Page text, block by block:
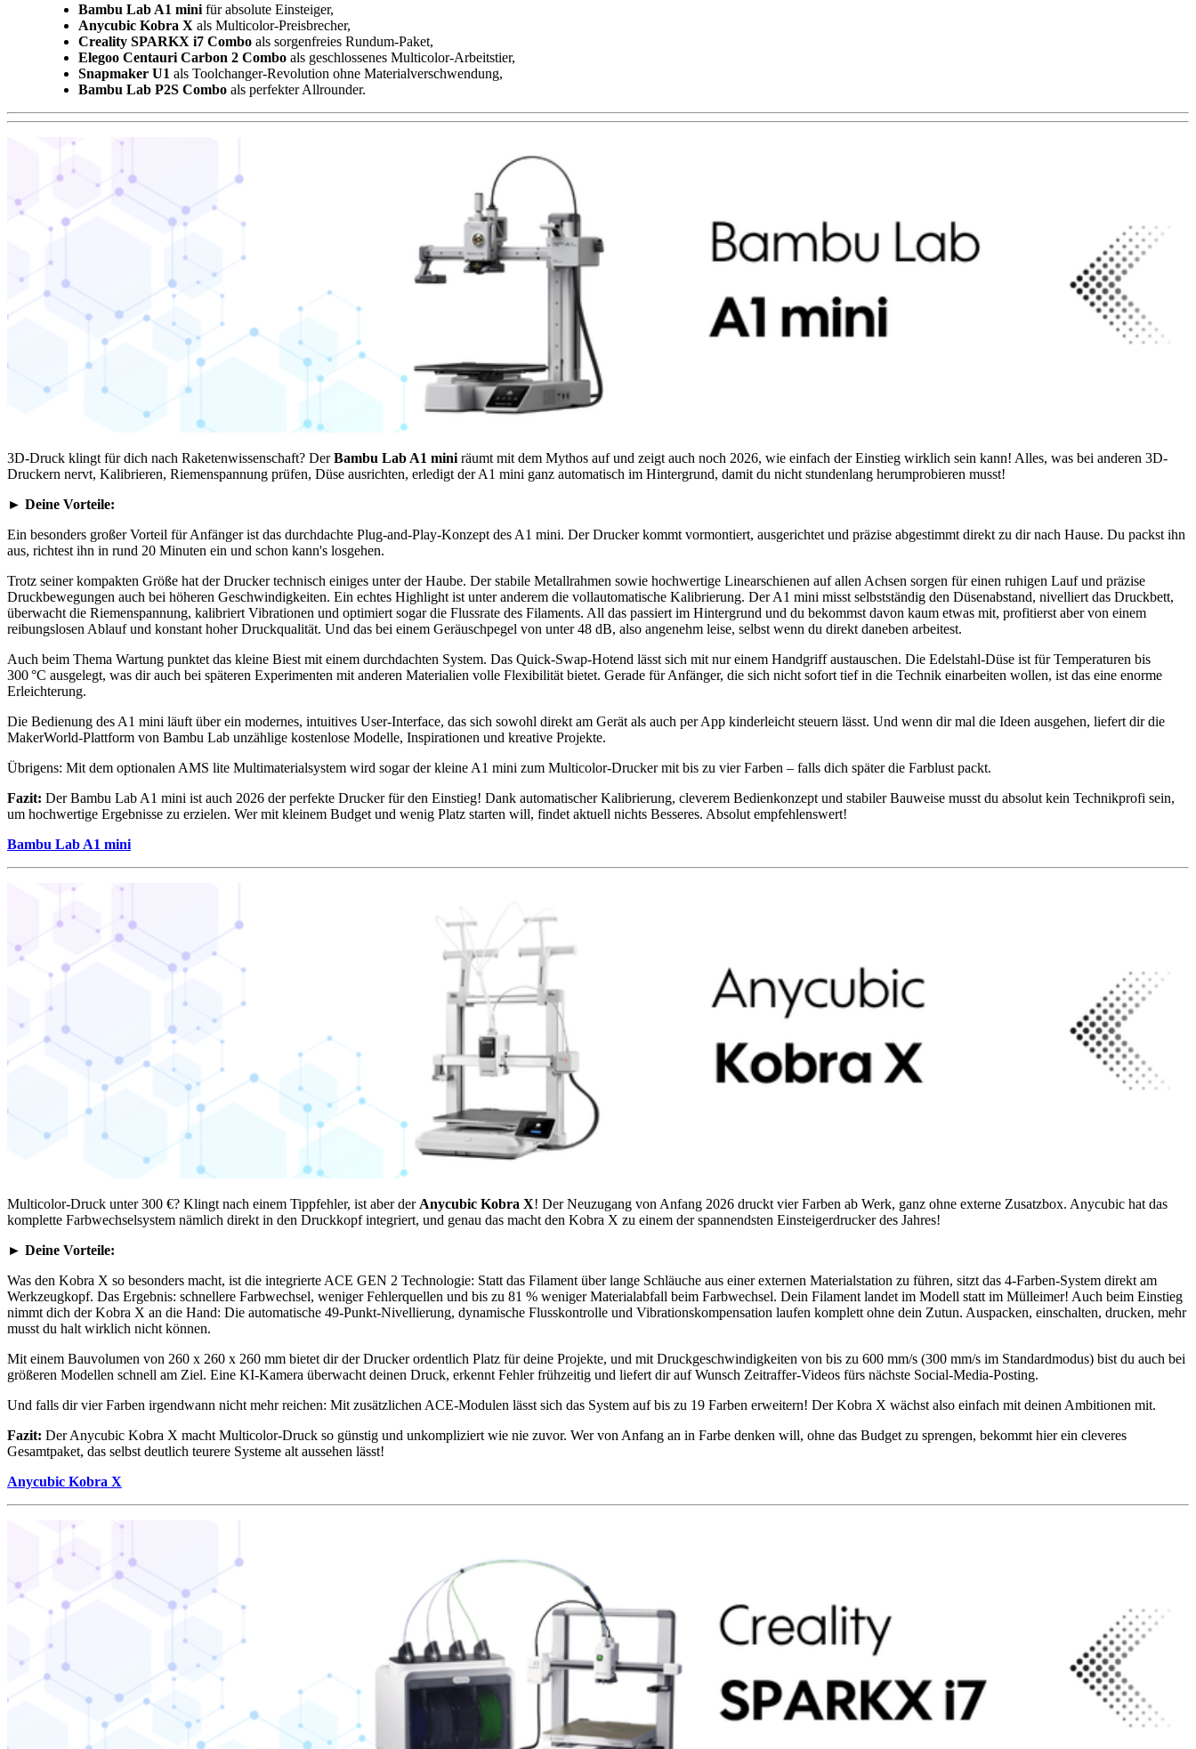
Bambu Lab A1 mini für absolute Einsteiger,
Anycubic Kobra X als Multicolor-Preisbrecher,
Creality SPARKX i7 Combo als sorgenfreies Rundum-Paket,
Elegoo Centauri Carbon 2 Combo als geschlossenes Multicolor-Arbeitstier,
Snapmaker U1 als Toolchanger-Revolution ohne Materialverschwendung,
Bambu Lab P2S Combo als perfekter Allrounder.
3D-Druck klingt für dich nach Raketenwissenschaft? DerBambu Lab A1 mini räumt mit dem Mythos auf und zeigt auch noch 2026, wie einfach der Einstieg wirklich sein kann! Alles, was bei anderen 3D-
Druckern nervt, Kalibrieren, Riemenspannung prüfen, Düse ausrichten, erledigt der A1 mini ganz automatisch im Hintergrund, damit du nicht stundenlang herumprobieren musst!
► Deine Vorteile:
Ein besonders großer Vorteil für Anfänger ist das durchdachte Plug-and-Play-Konzept des A1 mini. Der Drucker kommt vormontiert, ausgerichtet und präzise abgestimmt direkt zu dir nach Hause. Du packst ihn
aus, richtest ihn in rund 20 Minuten ein und schon kann's losgehen.
Trotz seiner kompakten Größe hat der Drucker technisch einiges unter der Haube. Der stabile Metallrahmen sowie hochwertige Linearschienen auf allen Achsen sorgen für einen ruhigen Lauf und präzise
Druckbewegungen auch bei höheren Geschwindigkeiten. Ein echtes Highlight ist unter anderem die vollautomatische Kalibrierung. Der A1 mini misst selbstständig den Düsenabstand, nivelliert das Druckbett,
überwacht die Riemenspannung, kalibriert Vibrationen und optimiert sogar die Flussrate des Filaments. All das passiert im Hintergrund und du bekommst davon kaum etwas mit, profitierst aber von einem
reibungslosen Ablauf und konstant hoher Druckqualität. Und das bei einem Geräuschpegel von unter 48 dB, also angenehm leise, selbst wenn du direkt daneben arbeitest.
Auch beim Thema Wartung punktet das kleine Biest mit einem durchdachten System. Das Quick-Swap-Hotend lässt sich mit nur einem Handgriff austauschen. Die Edelstahl-Düse ist für Temperaturen bis
300 °C ausgelegt, was dir auch bei späteren Experimenten mit anderen Materialien volle Flexibilität bietet. Gerade für Anfänger, die sich nicht sofort tief in die Technik einarbeiten wollen, ist das eine enorme
Erleichterung.
Die Bedienung des A1 mini läuft über ein modernes, intuitives User-Interface, das sich sowohl direkt am Gerät als auch per App kinderleicht steuern lässt. Und wenn dir mal die Ideen ausgehen, liefert dir die
MakerWorld-Plattform von Bambu Lab unzählige kostenlose Modelle, Inspirationen und kreative Projekte.
Übrigens: Mit dem optionalen AMS lite Multimaterialsystem wird sogar der kleine A1 mini zum Multicolor-Drucker mit bis zu vier Farben – falls dich später die Farblust packt.
Fazit: Der Bambu Lab A1 mini ist auch 2026 der perfekte Drucker für den Einstieg! Dank automatischer Kalibrierung, cleverem Bedienkonzept und stabiler Bauweise musst du absolut kein Technikprofi sein,
um hochwertige Ergebnisse zu erzielen. Wer mit kleinem Budget und wenig Platz starten will, findet aktuell nichts Besseres. Absolut empfehlenswert!
Bambu Lab A1 mini
Multicolor-Druck unter 300 €? Klingt nach einem Tippfehler, ist aber der Anycubic Kobra X! Der Neuzugang von Anfang 2026 druckt vier Farben ab Werk, ganz ohne externe Zusatzbox. Anycubic hat das
komplette Farbwechselsystem nämlich direkt in den Druckkopf integriert, und genau das macht den Kobra X zu einem der spannendsten Einsteigerdrucker des Jahres!
► Deine Vorteile:
Was den Kobra X so besonders macht, ist die integrierte ACE GEN 2 Technologie: Statt das Filament über lange Schläuche aus einer externen Materialstation zu führen, sitzt das 4-Farben-System direkt am
Werkzeugkopf. Das Ergebnis: schnellere Farbwechsel, weniger Fehlerquellen und bis zu 81 % weniger Materialabfall beim Farbwechsel. Dein Filament landet im Modell statt im Mülleimer! Auch beim Einstieg
nimmt dich der Kobra X an die Hand: Die automatische 49-Punkt-Nivellierung, dynamische Flusskontrolle und Vibrationskompensation laufen komplett ohne dein Zutun. Auspacken, einschalten, drucken, mehr
musst du halt wirklich nicht können.
Mit einem Bauvolumen von 260 x 260 x 260 mm bietet dir der Drucker ordentlich Platz für deine Projekte, und mit Druckgeschwindigkeiten von bis zu 600 mm/s (300 mm/s im Standardmodus) bist du auch bei
größeren Modellen schnell am Ziel. Eine KI-Kamera überwacht deinen Druck, erkennt Fehler frühzeitig und liefert dir auf Wunsch Zeitraffer-Videos fürs nächste Social-Media-Posting.
Und falls dir vier Farben irgendwann nicht mehr reichen: Mit zusätzlichen ACE-Modulen lässt sich das System auf bis zu 19 Farben erweitern! Der Kobra X wächst also einfach mit deinen Ambitionen mit.
Fazit: Der Anycubic Kobra X macht Multicolor-Druck so günstig und unkompliziert wie nie zuvor. Wer von Anfang an in Farbe denken will, ohne das Budget zu sprengen, bekommt hier ein cleveres
Gesamtpaket, das selbst deutlich teurere Systeme alt aussehen lässt!
Anycubic Kobra X